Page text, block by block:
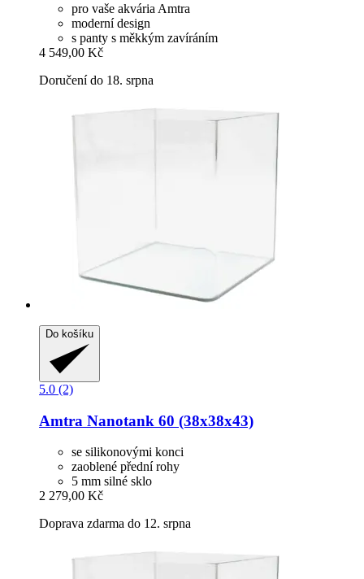
pro vaše akvária Amtra
moderní design
s panty s měkkým zavíráním
4 549,00 Kč
Doručení do 18. srpna
Do košíku
5.0 (2)
Amtra Nanotank 60 (38x38x43)
se silikonovými konci
zaoblené přední rohy
5 mm silné sklo
2 279,00 Kč
Doprava zdarma do 12. srpna